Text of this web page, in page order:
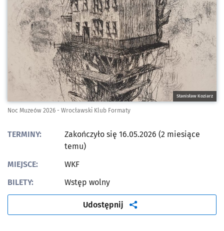
Stanisław Koziarz
Noc Muzeów 2026 - Wrocławski Klub Formaty
TERMINY:
Zakończyło się 16.05.2026 (2 miesiące
temu)
MIEJSCE:
WKF
BILETY:
Wstęp wolny
Udostępnij artykuł